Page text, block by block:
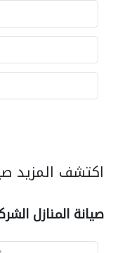
اكتشف المزيد
صيانة المنازل